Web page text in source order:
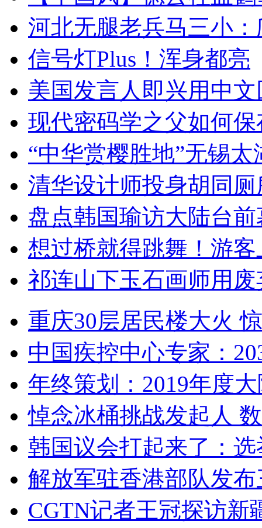
河北无腿老兵马三小
信号灯Plus！浑身都亮
美国发言人即兴用中
现代密码学之父如何
“中华赏樱胜地”无锡
清华设计师投身胡同
盘点韩国瑜访大陆台
想过桥就得跳舞！游客
祁连山下玉石画师用
重庆30层居民楼大火
中国疾控中心专家：
年终策划：2019年度
悼念冰桶挑战发起人
韩国议会打起来了：
解放军驻香港部队发
CGTN记者王冠探访新